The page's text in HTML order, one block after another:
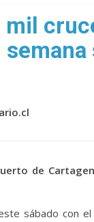
mil
de
sábado con